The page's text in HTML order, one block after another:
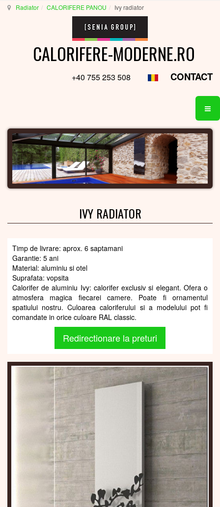
Radiator CALORIFERE PANOU Ivy radiator
CALORIFERE-MODERNE.RO
+40 755 253 508 CONTACT
IVY RADIATOR
Timp de livrare: aprox. 6 saptamani
Garantie: 5 ani
Material: aluminiu si otel
Suprafata: vopsita
Calorifer de aluminiu Ivy: calorifer exclusiv si elegant. Ofera o
atmosfera magica fiecarei camere. Poate fi ornamentul
spatiului nostru. Culoarea caloriferului si a modelului pot fi
comandate in orice culoare RAL classic.
Redirectionare la preturi